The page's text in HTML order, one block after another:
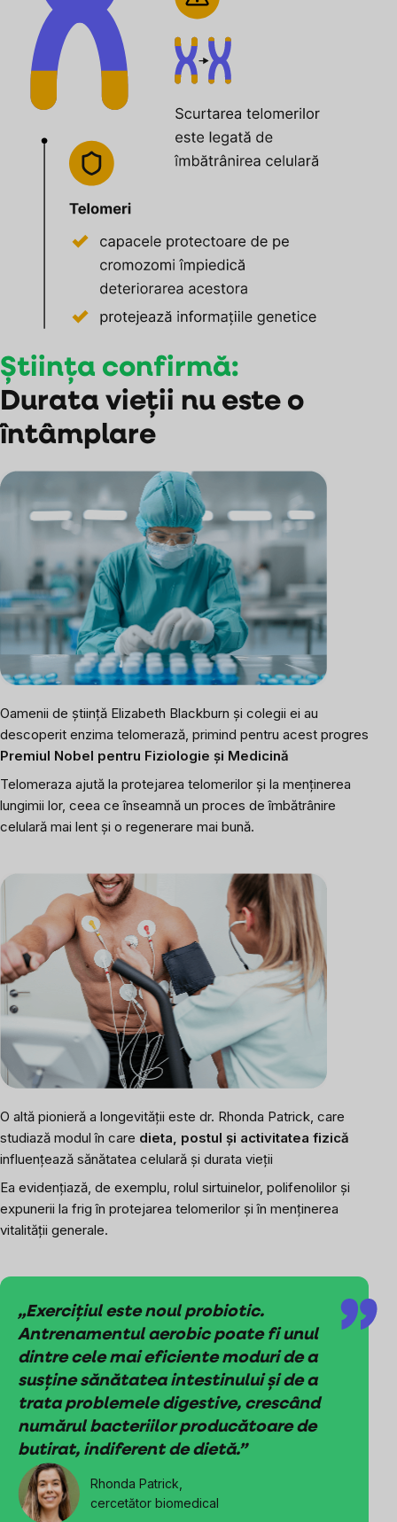
Știința confirmă:
Durata vieții nu este o
întâmplare
Oamenii de știință Elizabeth Blackburn și colegii ei au
descoperit enzima telomerază, primind pentru acest progres
Premiul Nobel pentru Fiziologie și Medicină
Telomeraza ajută la protejarea telomerilor și la menținerea
lungimii lor, ceea ce înseamnă un proces de îmbătrânire
celulară mai lent și o regenerare mai bună.
O altă pionieră a longevității este dr. Rhonda Patrick, care
studiază modul în care dieta, postul și activitatea fizică
influențează sănătatea celulară și durata vieții
Ea evidențiază, de exemplu, rolul sirtuinelor, polifenolilor și
expunerii la frig în protejarea telomerilor și în menținerea
vitalității generale.
„Exercițiul este noul probiotic.
Antrenamentul aerobic poate fi unul
dintre cele mai eficiente moduri de a
susține sănătatea intestinului și de a
trata problemele digestive, crescând
numărul bacteriilor producătoare de
butirat, indiferent de dietă.”
Rhonda Patrick,
cercetător biomedical